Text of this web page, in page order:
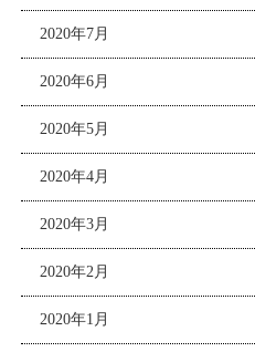
2020年7月
2020年6月
2020年5月
2020年4月
2020年3月
2020年2月
2020年1月